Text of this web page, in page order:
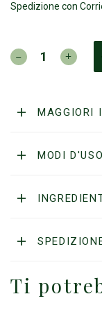
Spedizione con
3P
ProdigioMAGGIORI
MODI D'USO
Ti